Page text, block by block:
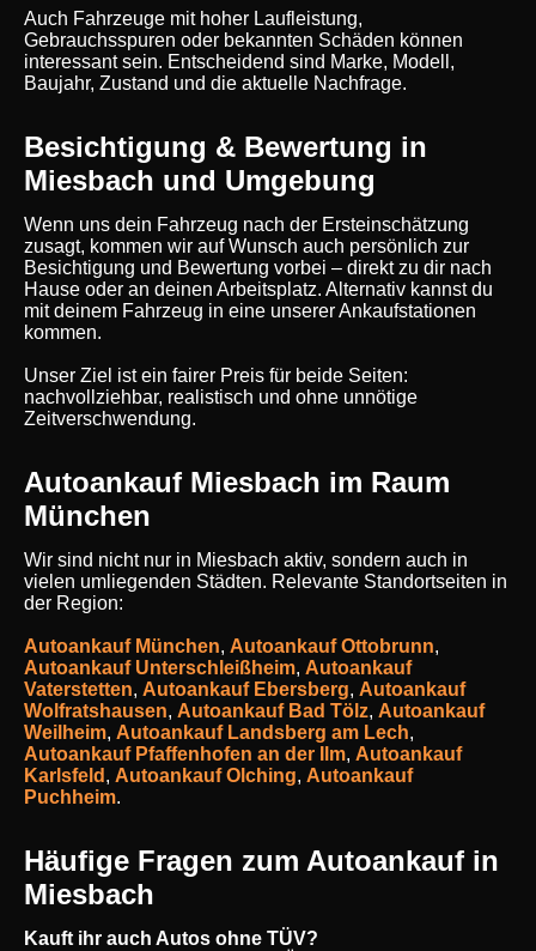
Auch Fahrzeuge mit hoher Laufleistung,
Gebrauchsspuren oder bekannten Schäden können
interessant sein. Entscheidend sind Marke, Modell,
Baujahr, Zustand und die aktuelle Nachfrage.
Besichtigung & Bewertung in
Miesbach und Umgebung
Wenn uns dein Fahrzeug nach der Ersteinschätzung
zusagt, kommen wir auf Wunsch auch persönlich zur
Besichtigung und Bewertung vorbei – direkt zu dir nach
Hause oder an deinen Arbeitsplatz. Alternativ kannst du
mit deinem Fahrzeug in eine unserer Ankaufstationen
kommen.
Unser Ziel ist ein fairer Preis für beide Seiten:
nachvollziehbar, realistisch und ohne unnötige
Zeitverschwendung.
Autoankauf Miesbach im Raum
München
Wir sind nicht nur in Miesbach aktiv, sondern auch in
vielen umliegenden Städten. Relevante Standortseiten in
der Region:
Autoankauf München, Autoankauf Ottobrunn,
Autoankauf Unterschleißheim, Autoankauf
Vaterstetten, Autoankauf Ebersberg, Autoankauf
Wolfratshausen, Autoankauf Bad Tölz, Autoankauf
Weilheim, Autoankauf Landsberg am Lech,
Autoankauf Pfaffenhofen an der Ilm, Autoankauf
Karlsfeld , Autoankauf Olching, Autoankauf
Puchheim.
Häufige Fragen zum Autoankauf in
Miesbach
Kauft ihr auch Autos ohne TÜV?